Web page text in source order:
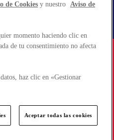
de Cookies y nuestro Aviso de
momento haciendo clic en
de tu consentimiento no afecta
haz clic en «Gestionar
Aceptar todas las cookies